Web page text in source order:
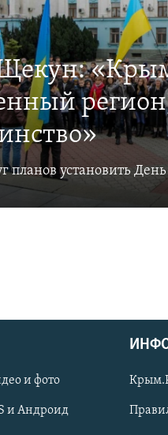
планов установить
и фото
и Андроид